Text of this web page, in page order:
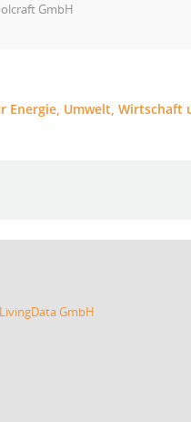
GmbH
Umwelt, Wirtschaft
LivingData GmbH